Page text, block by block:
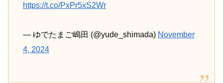
https://t.co/PxPr5xS2Wr
— ゆでたまご嶋田 (@yude_shimada) November
4, 2024